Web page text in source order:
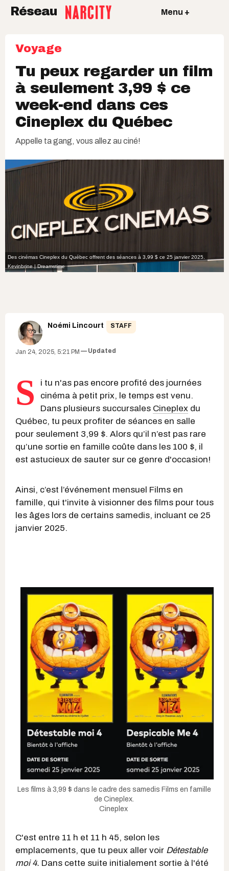
Réseau Menu +
Voyage
Tu peux regarder un film
à seulement 3,99 $ ce
week-end dans ces
Cineplex du Québec
Appelle ta gang, vous allez au ciné!
Des cinémas Cineplex du Québec offrent des séances à 3,99 $ ce 25 janvier 2025.
Kevinbrine | Dreamstime
Noémi Lincourt STAFF
Jan 24, 2025, 5:21 PM Updated
S
i tu n'as pas encore profité des journées
cinéma à petit prix, le temps est venu.
Dans plusieurs succursales Cineplex du
Québec, tu peux profiter de séances en salle
pour seulement 3,99 $. Alors qu’il n’est pas rare
qu’une sortie en famille coûte dans les 100 $, il
est astucieux de sauter sur ce genre d'occasion!
Ainsi, c’est l’événement mensuel Films en
famille, qui t'invite à visionner des films pour tous
les âges lors de certains samedis, incluant ce 25
janvier 2025.
Les films à 3,99 $ dans le cadre des samedis Films en famille
de Cineplex.
Cineplex
C'est entre 11 h et 11 h 45, selon les
emplacements, que tu peux aller voir Détestable
moi 4. Dans cette suite initialement sortie à l'été